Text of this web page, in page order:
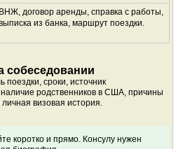
ВНЖ, договор аренды, справка с работы,
из банка, маршрут поездки.
собеседовании
поездки, сроки, источник
родственников в США, причины
визовая история.
коротко и прямо. Консулу нужен